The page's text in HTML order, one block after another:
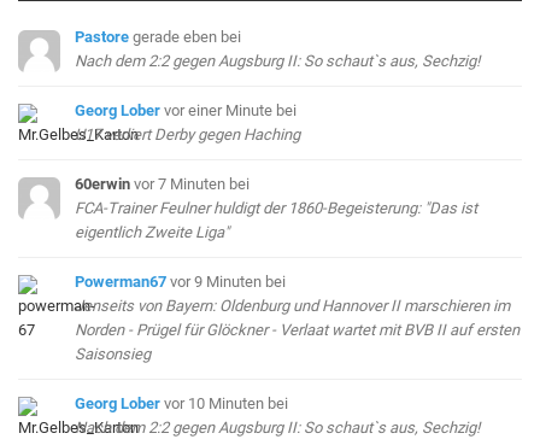
Pastore gerade eben bei
Nach dem 2:2 gegen Augsburg II: So schaut`s aus, Sechzig!
Georg Lober vor einer Minute bei
U17 verliert Derby gegen Haching
60erwin vor 7 Minuten bei
FCA-Trainer Feulner huldigt der 1860-Begeisterung: "Das ist
eigentlich Zweite Liga"
Powerman67 vor 9 Minuten bei
Jenseits von Bayern: Oldenburg und Hannover II marschieren im
Norden - Prügel für Glöckner - Verlaat wartet mit BVB II auf ersten
Saisonsieg
Georg Lober vor 10 Minuten bei
Nach dem 2:2 gegen Augsburg II: So schaut`s aus, Sechzig!